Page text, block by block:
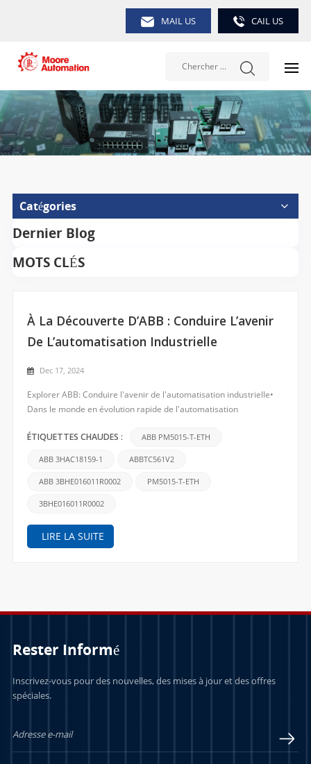
MAIL US CAIL US
Chercher
Catégories
Dernier Blog
MOTS CLÉS
À La Découverte D’ABB : Conduire L’avenir
De L’automatisation Industrielle
Dec 17, 2024
Explorer ABB: Conduire l'avenir de l'automatisation industrielle•
Dans le monde en évolution rapide de l'automatisation
proposant des solutions innovantes qui propulsent les industries
ÉTIQUETTES CHAUDES : ABB PM5015-T-ETH
ABB 3HAC18159-1 ABBTC561V2
ABB 3BHE016011R0002 PM5015-T-ETH
3BHE016011R0002
LIRE LA SUITE
Rester Informé
Inscrivez-vous pour des nouvelles, des mises à jour et des offres
spéciales.